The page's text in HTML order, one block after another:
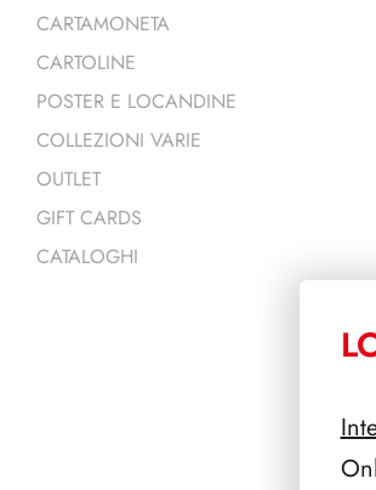
CARTAMONETA
CARTOLINE
POSTER E LOCANDINE
COLLEZIONI VARIE
OUTLET
GIFT CARDS
CATALOGHI